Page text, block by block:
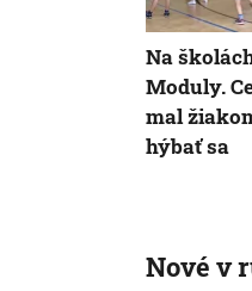
Na
Moduly.
mal
hýbať sa
Nové v